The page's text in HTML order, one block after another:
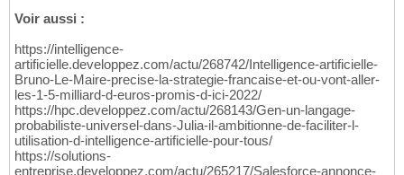
Voir aussi :
https://intelligence-
artificielle.developpez.com/actu/268742/Intelligence-artificielle-
Bruno-Le-Maire-precise-la-strategie-francaise-et-ou-vont-aller-
les-1-5-milliard-d-euros-promis-d-ici-2022/
https://hpc.developpez.com/actu/268143/Gen-un-langage-
probabiliste-universel-dans-Julia-il-ambitionne-de-faciliter-l-
utilisation-d-intelligence-artificielle-pour-tous/
https://solutions-
entreprise.developpez.com/actu/265217/Salesforce-annonce-